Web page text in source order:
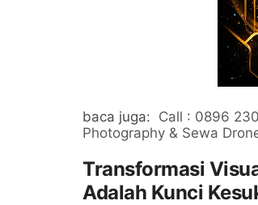
baca juga: Call : 0896
Photography & Sewa
Transformasi
Adalah Kunci